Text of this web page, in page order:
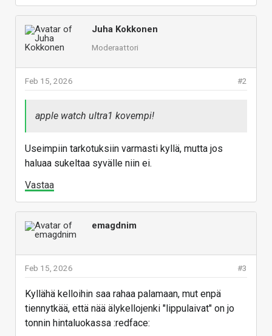
Juha Kokkonen
Moderaattori
#2
Feb 15, 2026
apple watch ultra1 kovempi!
Useimpiin tarkotuksiin varmasti kyllä, mutta jos
haluaa sukeltaa syvälle niin ei.
Vastaa
emagdnim
#3
Feb 15, 2026
Kyllähä kelloihin saa rahaa palamaan, mut enpä
tiennytkää, että nää älykellojenki "lippulaivat" on jo
tonnin hintaluokassa :redface: